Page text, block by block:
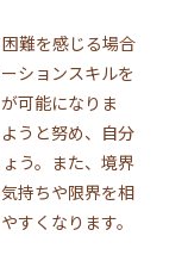
難を感じる場合
ションスキルを
可能になりま
うと努め、自分
う。また、境界
持ちや限界を相
すくなります。